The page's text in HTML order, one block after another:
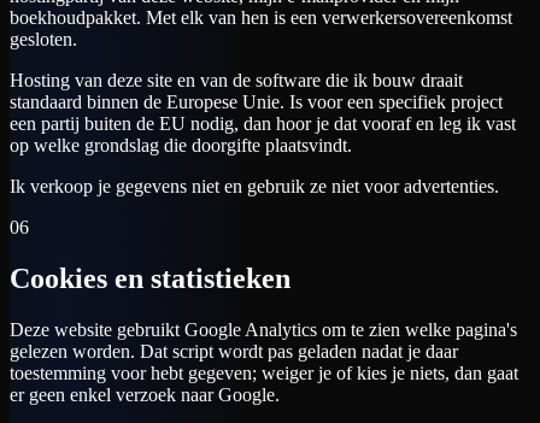
boekhoudpakket. Met elk van hen is een verwerkersovereenkomst
gesloten.
Hosting van deze site en van de software die ik bouw draait
standaard binnen de Europese Unie. Is voor een specifiek project
een partij buiten de EU nodig, dan hoor je dat vooraf en leg ik vast
op welke grondslag die doorgifte plaatsvindt.
Ik verkoop je gegevens niet en gebruik ze niet voor advertenties.
06
Cookies en statistieken
Deze website gebruikt Google Analytics om te zien welke pagina's
gelezen worden. Dat script wordt pas geladen nadat je daar
toestemming voor hebt gegeven; weiger je of kies je niets, dan gaat
er geen enkel verzoek naar Google.